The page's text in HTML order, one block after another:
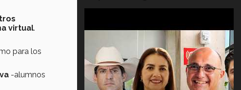
virtual.
para los
-alumnos